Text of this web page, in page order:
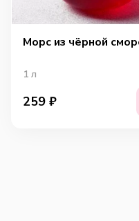
Морс из чёрной
1 л
259 ₽